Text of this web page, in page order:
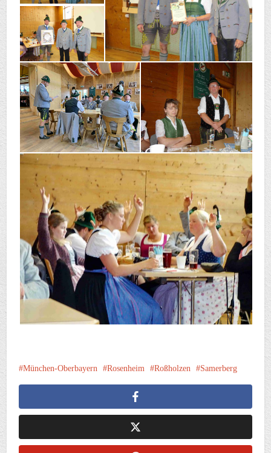
München-Oberbayern Rosenheim Roßholzen Samerberg